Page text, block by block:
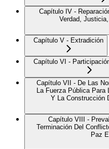
Capítulo IV -
Verdad,
Capítulo V - Extradición
Capítulo VI -
Capítulo VII - De Las
La Fuerza Pública Para
Y La Construcción
Capítulo VIII -
Terminación Del
Paz